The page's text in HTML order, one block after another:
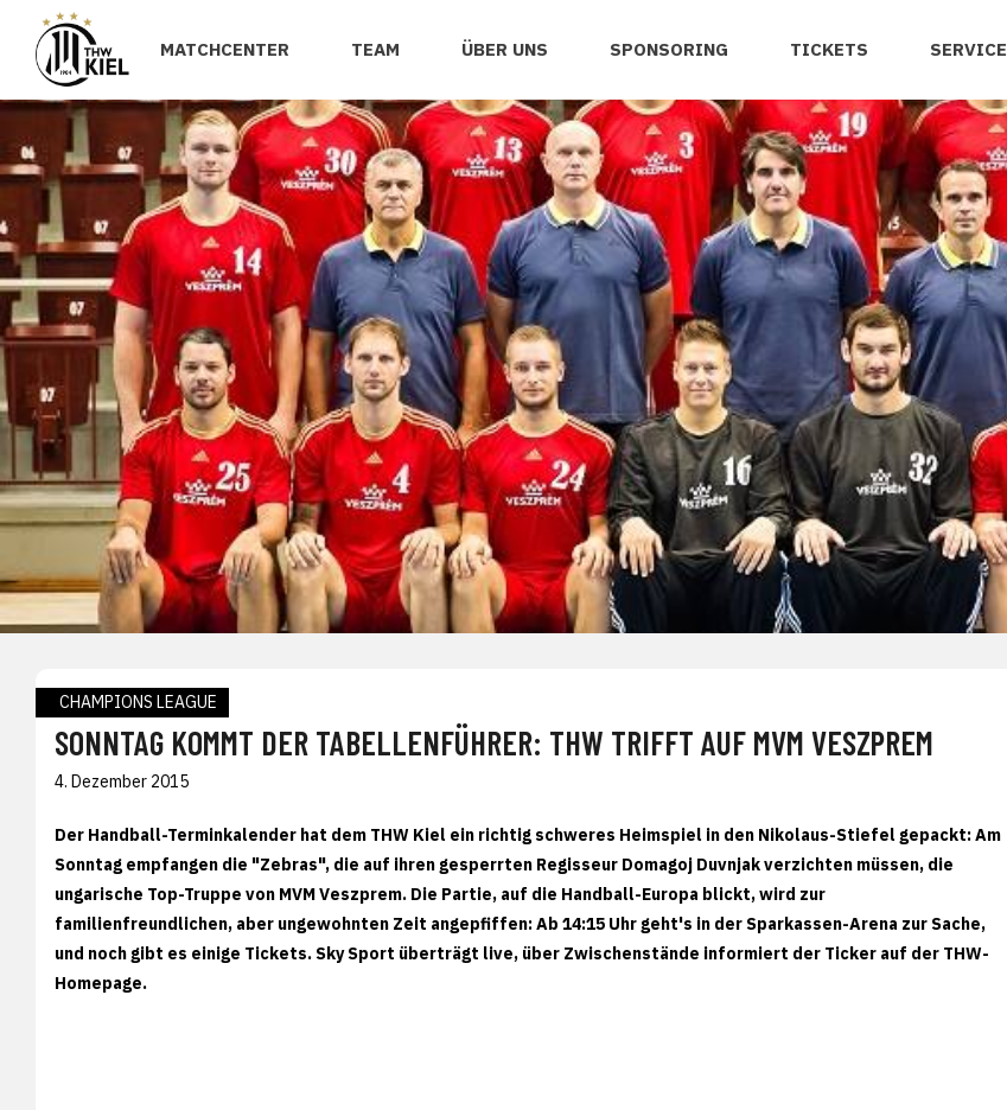
MATCHCENTER TEAM ÜBER UNS SPONSORING TICKETS SERVICE
CHAMPIONS LEAGUE
SONNTAG KOMMT DER TABELLENFÜHRER: THW TRIFFT AUF MVM VESZPREM
4. Dezember 2015
Der Handball-Terminkalender hat dem THW Kiel ein richtig schweres Heimspiel in den Nikolaus-Stiefel gepackt: Am
Sonntag empfangen die "Zebras", die auf ihren gesperrten Regisseur Domagoj Duvnjak verzichten müssen, die
ungarische Top-Truppe von MVM Veszprem. Die Partie, auf die Handball-Europa blickt, wird zur
familienfreundlichen, aber ungewohnten Zeit angepfiffen: Ab 14:15 Uhr geht's in der Sparkassen-Arena zur Sache,
und noch gibt es einige Tickets. Sky Sport überträgt live, über Zwischenstände informiert der Ticker auf der THW-
Homepage.